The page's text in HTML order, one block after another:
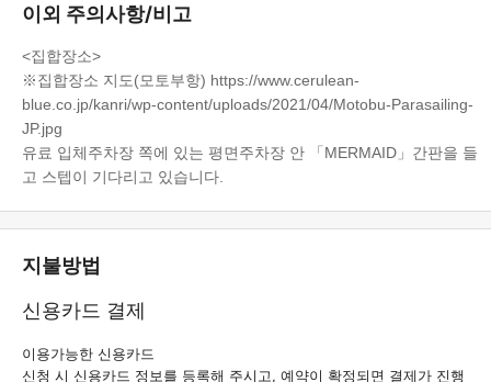
이외 주의사항/비고
<집합장소>
※집합장소 지도(모토부항) https://www.cerulean-
blue.co.jp/kanri/wp-content/uploads/2021/04/Motobu-Parasailing-
JP.jpg
유료 입체주차장 쪽에 있는 평면주차장 안 「MERMAID」간판을 들
고 스텝이 기다리고 있습니다.
지불방법
신용카드 결제
이용가능한 신용카드
신청 시 신용카드 정보를 등록해 주시고, 예약이 확정되면 결제가 진행